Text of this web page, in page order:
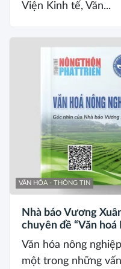
Viện Kinh tế, Văn...
VĂN HÓA - THÔNG TIN
Nhà báo Vương
chuyên đề “Văn
Văn hóa nông
một trong những